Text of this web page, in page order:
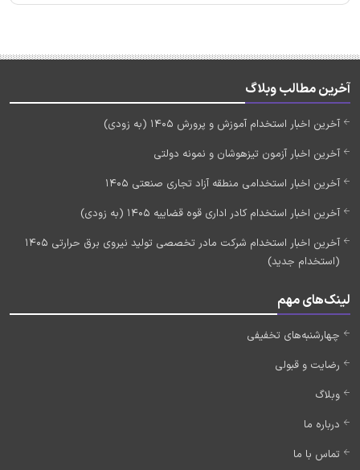
آخرین مطالب وبلاگ
آخرین اخبار استخدام آموزش و پرورش 1405 (به زودی)
آخرین اخبار آزمون تیزهوشان و نمونه دولتی
آخرین اخبار استخدامی منطقه آزاد تجاری صنعتی 1405
آخرین اخبار استخدام کادر اداری قوه قضاییه 1405 (به زودی)
آخرین اخبار استخدام شرکت مادر تخصصی تولید نیروی برق حرارتی 1405
(استخدام جدید)
لینک‌های مهم
چهارشنبه‌های تخفیفی
رضایت و قبولی
وبلاگ
درباره ما
تماس با ما